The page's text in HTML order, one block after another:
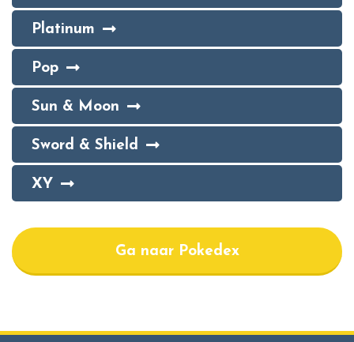
Platinum
Pop
Sun & Moon
Sword & Shield
XY
Ga naar Pokedex